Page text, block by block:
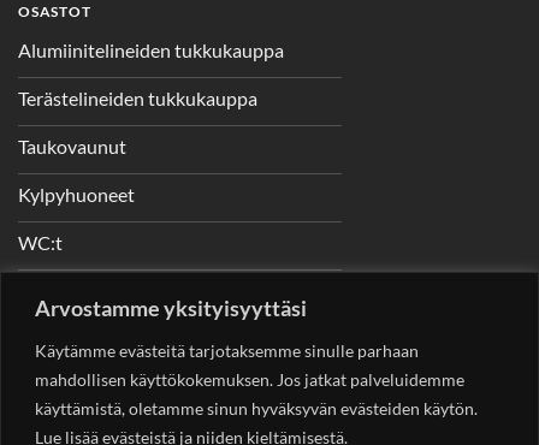
Arvostamme yksityisyyttäsi
Käytämme evästeitä tarjotaksemme sinulle parhaan
mahdollisen käyttökokemuksen. Jos jatkat palveluidemme
käyttämistä, oletamme sinun hyväksyvän evästeiden käytön.
Lue lisää evästeistä ja niiden kieltämisestä.
OSASTOT
Alumiinitelineiden tukkukauppa
Terästelineiden tukkukauppa
Taukovaunut
Kylpyhuoneet
WC:t
YHTEYSTIEDOT